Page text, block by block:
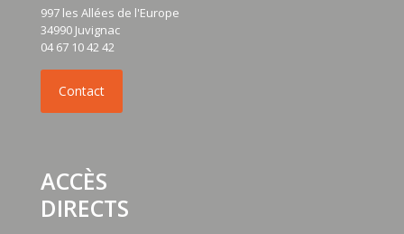
997 les Allées de l'Europe
34990 Juvignac
04 67 10 42 42
ACCÈS
DIRECTS